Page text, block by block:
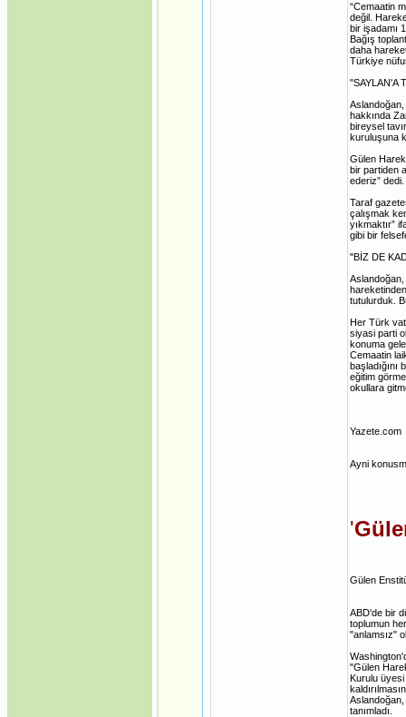
“Cemaatin
değil.
bir işadamı
Bağış
daha
Türkiye
"SAYLAN'A
hakkında
bireysel
kuruluşuna
Gülen
bir partiden
ederiz” dedi.
Taraf
çalışmak
yıkmaktır”
gibi bir
"BİZ DE
Aslandoğan,
tutulurduk.
Her Türk
siyasi parti
konuma
Cemaatin
eğitim
okullara
Yazete.com
Ayni
'
Gülen
ABD'de bir
toplumun
"anlamsız"
"Gülen
Kurulu üyesi
tanımladı.